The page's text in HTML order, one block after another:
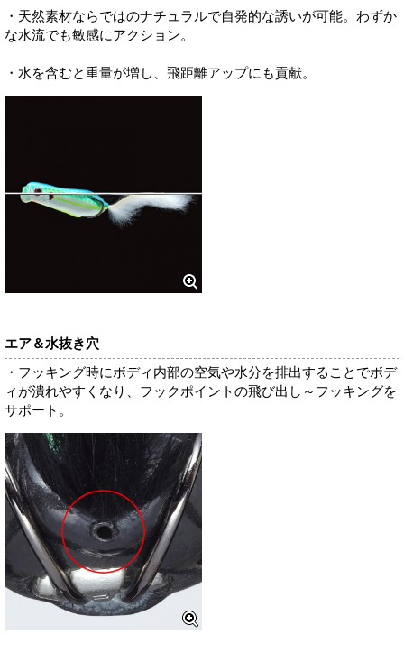
・天然素材ならではのナチュラルで自発的な誘いが可能。わずか
な水流でも敏感にアクション。
・水を含むと重量が増し、飛距離アップにも貢献。
エア＆水抜き穴
・フッキング時にボディ内部の空気や水分を排出することでボデ
ィが潰れやすくなり、フックポイントの飛び出し～フッキングを
サポート。